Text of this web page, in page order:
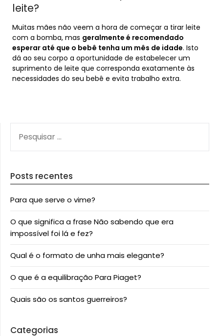
leite?
Muitas mães não veem a hora de começar a tirar leite
com a bomba, mas geralmente é recomendado
esperar até que o bebê tenha um mês de idade. Isto
dá ao seu corpo a oportunidade de estabelecer um
suprimento de leite que corresponda exatamente às
necessidades do seu bebê e evita trabalho extra.
POR:
Posts recentes
Para que serve o vime?
O que significa a frase Não sabendo que era
impossível foi lá e fez?
Qual é o formato de unha mais elegante?
O que é a equilibração Para Piaget?
Quais são os santos guerreiros?
Categorias